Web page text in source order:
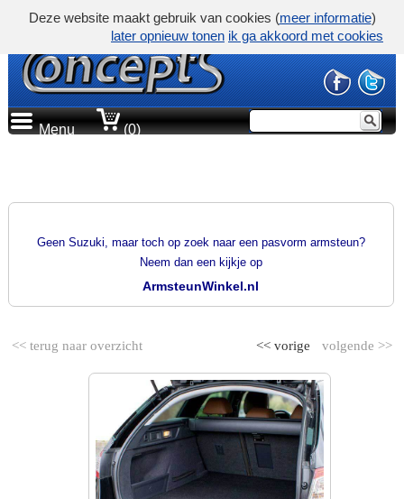
Menu (0)
Geen Suzuki, maar toch op zoek naar een pasvorm armsteun?
Neem dan een kijkje op
ArmsteunWinkel.nl
<< terug naar overzicht volgende >>
<< vorige
Deze website maakt gebruik van cookies (meer informatie)
later opnieuw tonen ik ga akkoord met cookies